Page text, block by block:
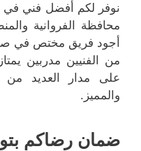
نوفر لكم أفضل فني في
محافظة الفروانية
أجود فريق مختص في
من الفنيين مدربين
على مدار العديد من
والمميز.
ضمان رضاكم